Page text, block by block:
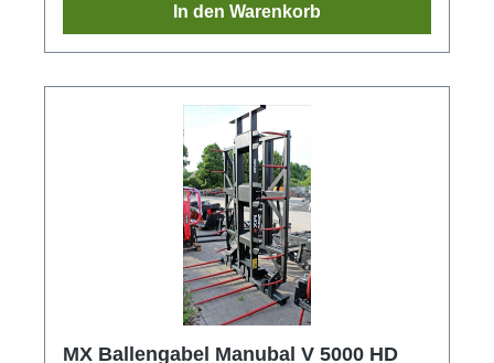
In den Warenkorb
MX Ballengabel Manubal V 5000 HD